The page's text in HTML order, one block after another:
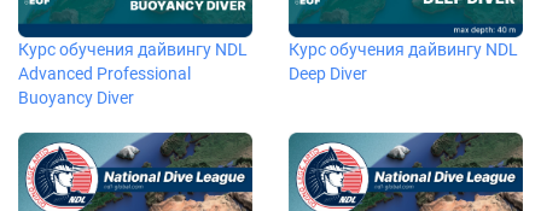
Курс обучения дайвингу NDL
Advanced Professional
Buoyancy Diver
Курс обучения дайвингу NDL
Deep Diver